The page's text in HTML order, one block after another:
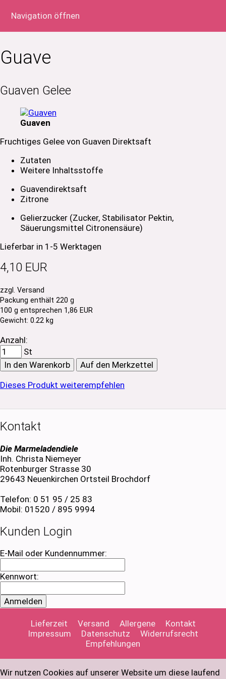
Navigation öffnen
Guave
Guaven Gelee
Guaven
Fruchtiges Gelee von Guaven Direktsaft
Zutaten
Weitere Inhaltsstoffe
Guavendirektsaft
Zitrone
Gelierzucker (Zucker, Stabilisator Pektin,
Säuerungsmittel Citronensäure)
Lieferbar in 1-5 Werktagen
4,10 EUR
zzgl. Versand
Packung enthält 220 g
100 g entsprechen 1,86 EUR
Gewicht: 0.22 kg
Anzahl:
St
In den Warenkorb
Auf den Merkzettel
Dieses Produkt weiterempfehlen
Kontakt
Die Marmeladendiele
Inh. Christa Niemeyer
Rotenburger Strasse 30
29643 Neuenkirchen Ortsteil Brochdorf
Telefon: 0 51 95 / 25 83
Mobil: 01520 / 895 9994
Kunden Login
E-Mail oder Kundennummer:
Kennwort:
Lieferzeit Versand Allergene
Kontakt
Impressum
Datenschutz
Widerrufsrecht
Empfehlungen
Wir nutzen Cookies auf unserer Website um diese laufend